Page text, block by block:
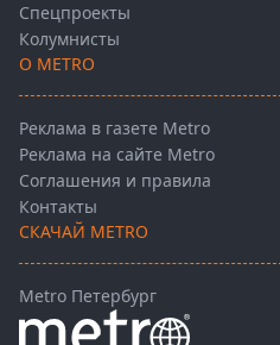
Спецпроекты
Колумнисты
О METRO
Реклама в газете Metro
Реклама на сайте Metro
Соглашения и правила
Контакты
СКАЧАЙ METRO
Metro Петербург